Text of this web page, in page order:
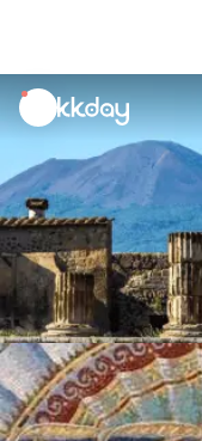
unread
notifications